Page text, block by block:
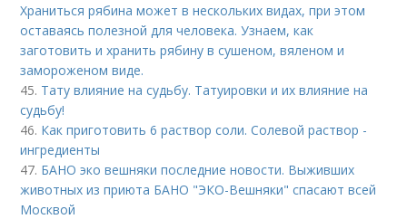
Храниться рябина может в нескольких видах, при этом
оставаясь полезной для человека. Узнаем, как
заготовить и хранить рябину в сушеном, вяленом и
замороженом виде.
45. Тату влияние на судьбу. Татуировки и их влияние на
судьбу!
46. Как приготовить 6 раствор соли. Солевой раствор -
ингредиенты
47. БАНО эко вешняки последние новости. Выживших
животных из приюта БАНО "ЭКО-Вешняки" спасают всей
Москвой